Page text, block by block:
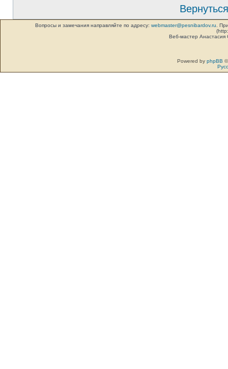
Вопросы и замечания направляйте по адресу: webmaster@pesnibardov.ru .
Веб-мастер
Powered by phpBB